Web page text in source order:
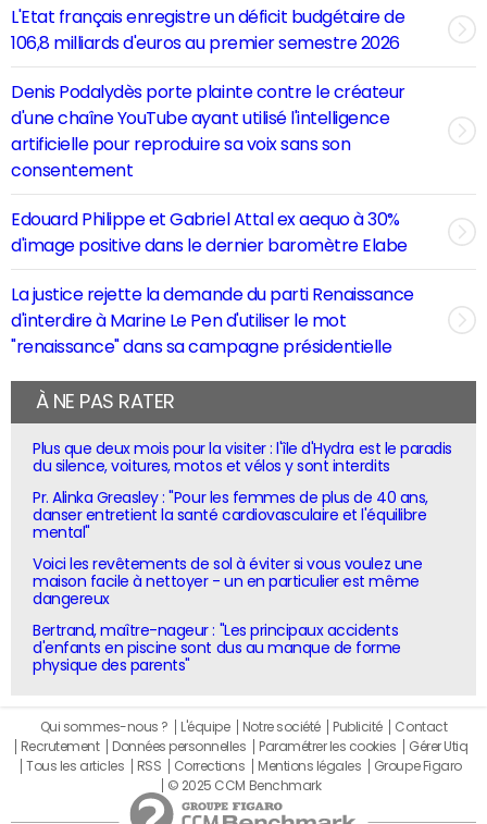
L'Etat français enregistre un déficit budgétaire de
106,8 milliards d'euros au premier semestre 2026
Denis Podalydès porte plainte contre le créateur
d'une chaîne YouTube ayant utilisé l'intelligence
artificielle pour reproduire sa voix sans son
consentement
Edouard Philippe et Gabriel Attal ex aequo à 30%
d'image positive dans le dernier baromètre Elabe
La justice rejette la demande du parti Renaissance
d'interdire à Marine Le Pen d'utiliser le mot
"renaissance" dans sa campagne présidentielle
À NE PAS RATER
Plus que deux mois pour la visiter : l'île d'Hydra est le paradis
du silence, voitures, motos et vélos y sont interdits
Pr. Alinka Greasley : "Pour les femmes de plus de 40 ans,
danser entretient la santé cardiovasculaire et l'équilibre
mental"
Voici les revêtements de sol à éviter si vous voulez une
maison facile à nettoyer - un en particulier est même
dangereux
Bertrand, maître-nageur : "Les principaux accidents
d'enfants en piscine sont dus au manque de forme
physique des parents"
Qui sommes-nous ? L'équipe Notre société Publicité
Contact
Recrutement
Données personnelles Paramétrer les cookies
Gérer Utiq
Tous les articles
RSS Corrections Mentions légales
Groupe Figaro
© 2025 CCM Benchmark